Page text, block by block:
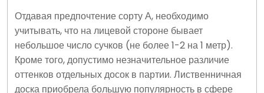
Отдавая предпочтение сорту А, необходимо
учитывать, что на лицевой стороне бывает
небольшое число сучков (не более 1-2 на 1 метр).
Кроме того, допустимо незначительное различие
оттенков отдельных досок в партии. Лиственничная
доска приобрела большую популярность в сфере